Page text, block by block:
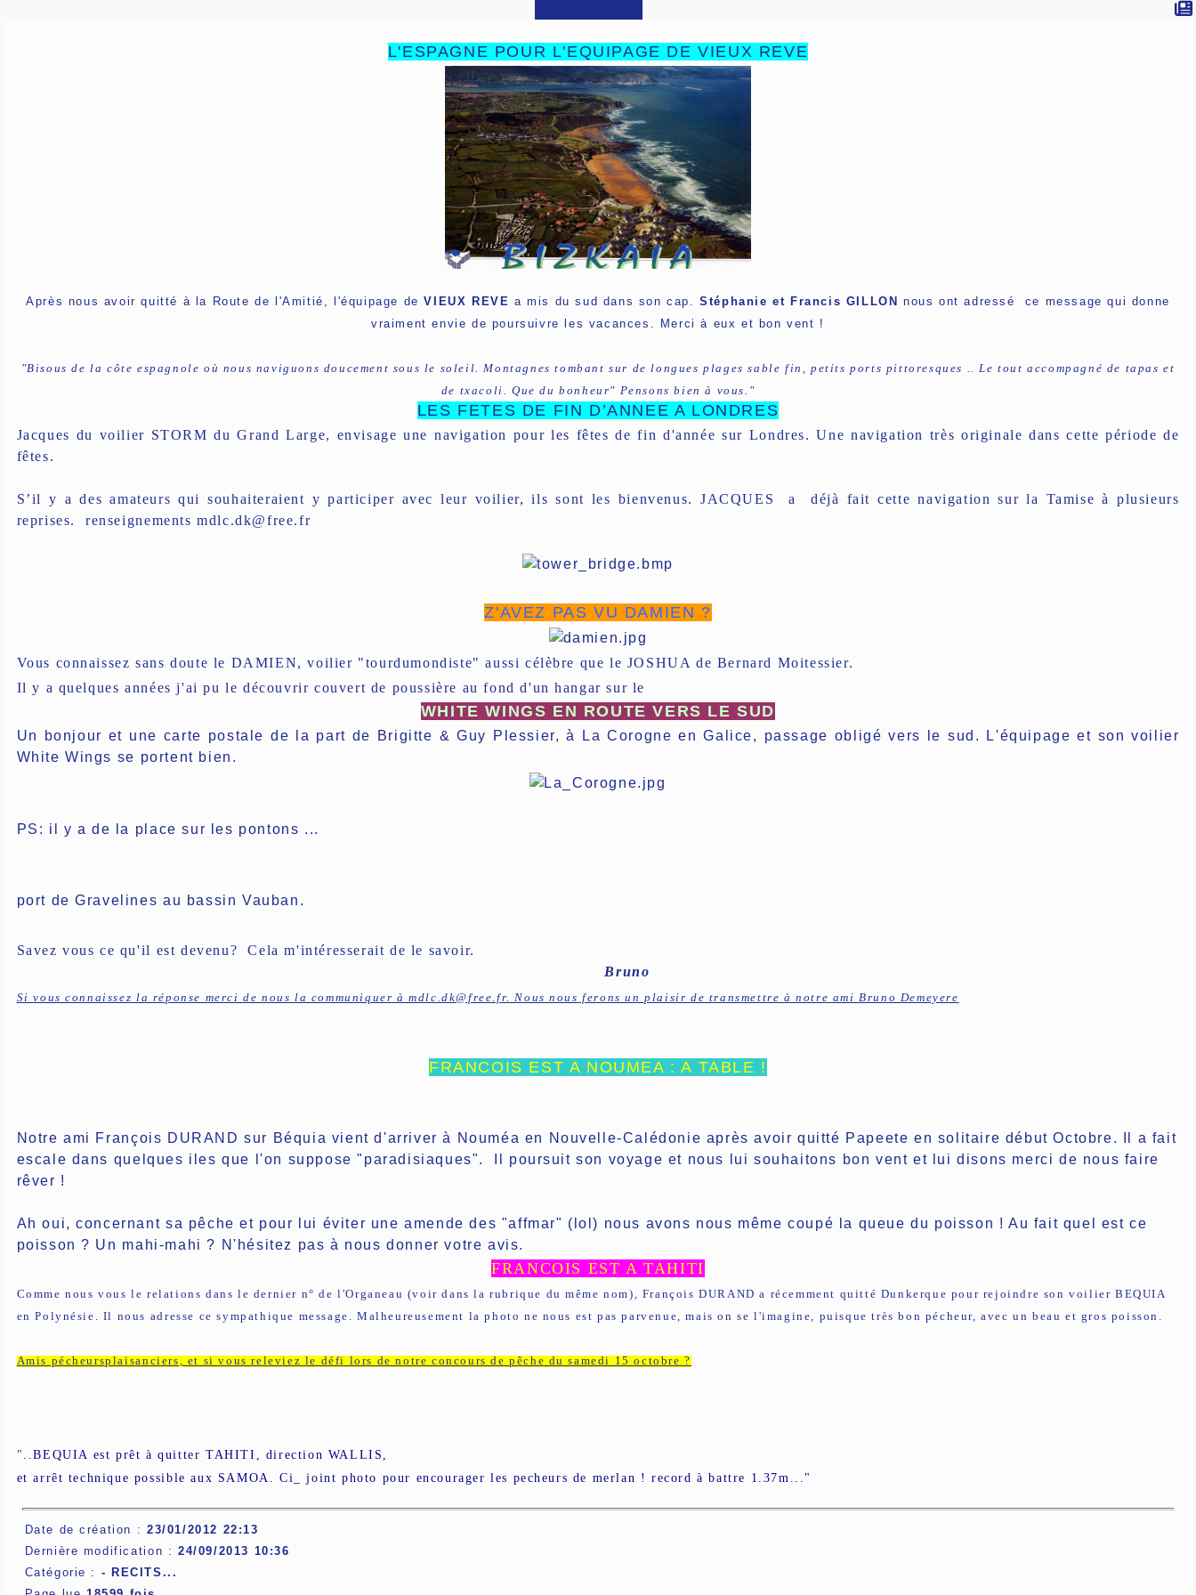
L'ESPAGNE POUR L'EQUIPAGE DE VIEUX REVE
Après nous avoir quitté à la Route de l'Amitié, l'équipage deVIEUX REVE a mis du sud dans son cap. Stéphanie et Francis GILLON nous ont adressé ce message qui donne
vraiment envie de poursuivre les vacances. Merci à eux et bon vent !
"Bisous de la côte espagnole où nous naviguons doucement sous le soleil. Montagnes tombant sur de longues plages sable fin, petits ports pittoresques .. Le tout accompagné de tapas et
de txacoli. Que du bonheur" Pensons bien à vous."
LES FETES DE FIN D’ANNEE A LONDRES
Jacques du voilier STORM du Grand Large, envisage une navigation pour les fêtes de fin d'année sur Londres. Une navigation très originale dans cette période de
fêtes.
S’il y a des amateurs qui souhaiteraient y participer avec leur voilier, ils sont les bienvenus. JACQUES a déjà fait cette navigation sur la Tamise à plusieurs
reprises. renseignements mdlc.dk@free.fr
Z'AVEZ PAS VU DAMIEN ?
Vous connaissez sans doute le DAMIEN, voilier "tourdumondiste" aussi célèbre que le JOSHUA de Bernard Moitessier.
Il y a quelques années j'ai pu le découvrir couvert de poussière au fond d'un hangar sur le
WHITE WINGS EN ROUTE VERS LE SUD
Un bonjour et une carte postale de la part de Brigitte & Guy Plessier, à La Corogne en Galice, passage obligé vers le sud. L'équipage et son voilier
White Wings se portent bien.
PS: il y a de la place sur les pontons ...
port de Gravelines au bassin Vauban.
Savez vous ce qu'il est devenu? Cela m'intéresserait de le savoir.
Bruno
Si vous connaissez la réponse merci de nous la communiquer à mdlc.dk@free.fr. Nous nous ferons un plaisir de transmettre à notre ami Bruno Demeyere
FRANCOIS EST A NOUMEA : A TABLE !
Notre ami François DURAND sur Béquia vient d'arriver à Nouméa en Nouvelle-Calédonie après avoir quitté Papeete en solitaire début Octobre. Il a fait
escale dans quelques iles que l'on suppose "paradisiaques". Il poursuit son voyage et nous lui souhaitons bon vent et lui disons merci de nous faire
rêver !
Ah oui, concernant sa pêche et pour lui éviter une amende des "affmar" (lol) nous avons nous même coupé la queue du poisson ! Au fait quel est ce
poisson ? Un mahi-mahi ? N'hésitez pas à nous donner votre avis.
FRANCOIS EST A TAHITI
Comme nous vous le relations dans le dernier n° de l'Organeau (voir dans la rubrique du même nom), François DURAND a récemment quitté Dunkerque pour rejoindre son voilier BEQUIA
en Polynésie. Il nous adresse ce sympathique message. Malheureusement la photo ne nous est pas parvenue, mais on se l'imagine, puisque très bon pécheur, avec un beau et gros poisson.
Amis pécheursplaisanciers, et si vous releviez le défi lors de notre concours de pêche du samedi 15 octobre ?
"
..BEQUIA est prêt à quitter TAHITI, direction WALLIS,
et arrêt technique possible aux SAMOA. Ci_ joint photo pour encourager les pecheurs de merlan ! record à battre 1.37m..."
Date de création : 23/01/2012 22:13
Dernière modification : 24/09/2013 10:36
Catégorie : - RECITS...